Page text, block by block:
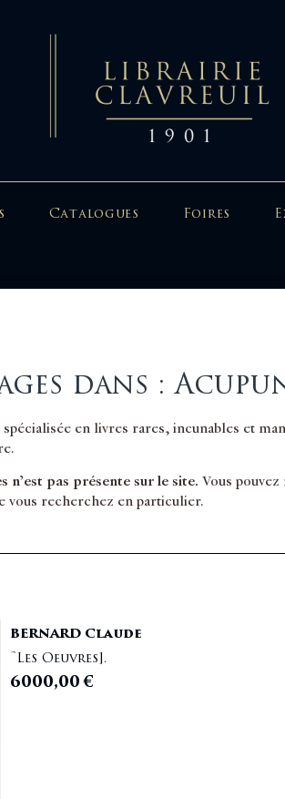
Catalogues Foires
dans :
en livres rares, incunables et
n’est pas présente sur le site. Vous
vous recherchez en particulier.
BERNARD Claude
[Les Oeuvres].
6000,00€